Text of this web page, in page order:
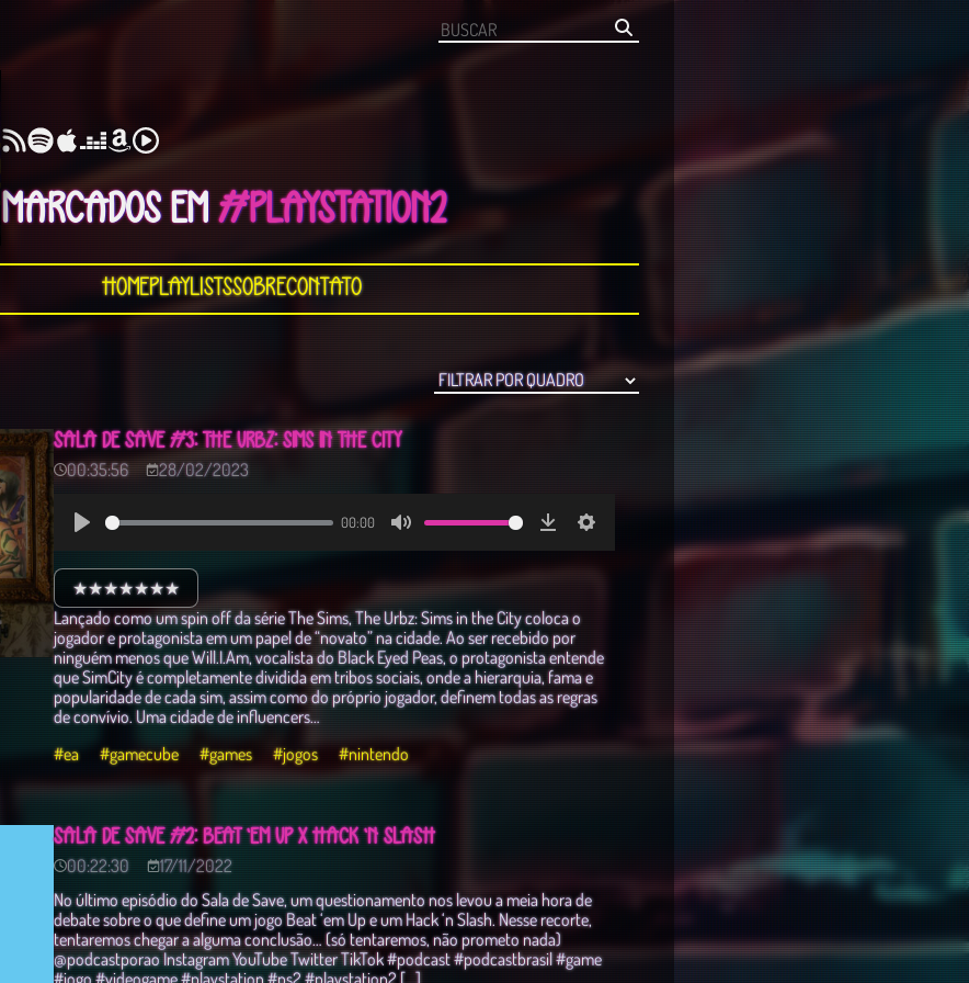
MARCADOS EM#PLAYSTATION2
HomePlaylistsSobreContato
SALA DE SAVE #3: THE URBZ: SIMS IN THE CITY
00:35:56 28/02/2023
00:00
Mute Download
Settings
★★★★★★★
Lançado como um spin off da série The Sims, The Urbz: Sims in the City coloca o
jogador e protagonista em um papel de “novato” na cidade. Ao ser recebido por
ninguém menos que Will.I.Am, vocalista do Black Eyed Peas, o protagonista entende
que SimCity é completamente dividida em tribos sociais, onde a hierarquia, fama e
popularidade de cada sim, assim como do próprio jogador, definem todas as regras
de convívio. Uma cidade de influencers…
#ea
#gamecube #games #jogos #nintendo
SALA DE SAVE #2: BEAT 'EM UP X HACK 'N SLASH
00:22:30
17/11/2022
No último episódio do Sala de Save, um questionamento nos levou a meia hora de
debate sobre o que define um jogo Beat ‘em Up e um Hack ‘n Slash. Nesse recorte,
tentaremos chegar a alguma conclusão… (só tentaremos, não prometo nada)
@podcastporao Instagram YouTube Twitter TikTok #podcast #podcastbrasil #game
#jogo #videogame #playstation #ps2 #playstation2 […]